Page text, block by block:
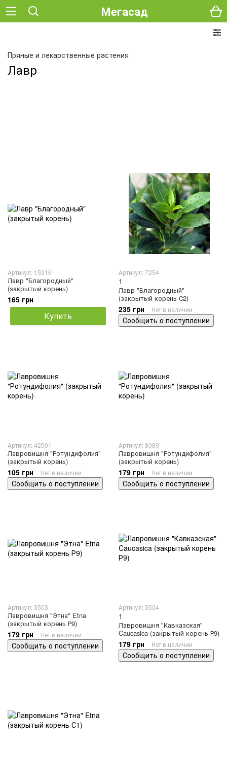
Мегасад
Пряные и лекарственные растения
Лавр
Артикул: 15316
Лавр "Благородный"
(закрытый корень)
165 грн
Купить
Артикул: 7254
1
Лавр "Благородный"
(закрытый корень С2)
235 грн Нет в наличии
Сообщить о поступлении
Артикул: 42501
Лавровишня "Ротундифолия"
(закрытый корень)
105 грн Нет в наличии
Сообщить о поступлении
Артикул: 8089
Лавровишня "Ротундифолия"
(закрытый корень)
179 грн Нет в наличии
Сообщить о поступлении
Артикул: 3503
Лавровишня "Этна" Etna
(закрытый корень Р9)
179 грн Нет в наличии
Сообщить о поступлении
Артикул: 3504
1
Лавровишня "Кавказская"
Caucasica (закрытый корень Р9)
179 грн Нет в наличии
Сообщить о поступлении